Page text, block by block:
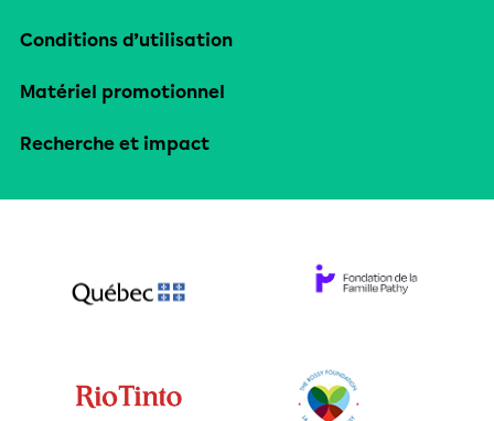
Conditions d’utilisation
Matériel promotionnel
Recherche et impact